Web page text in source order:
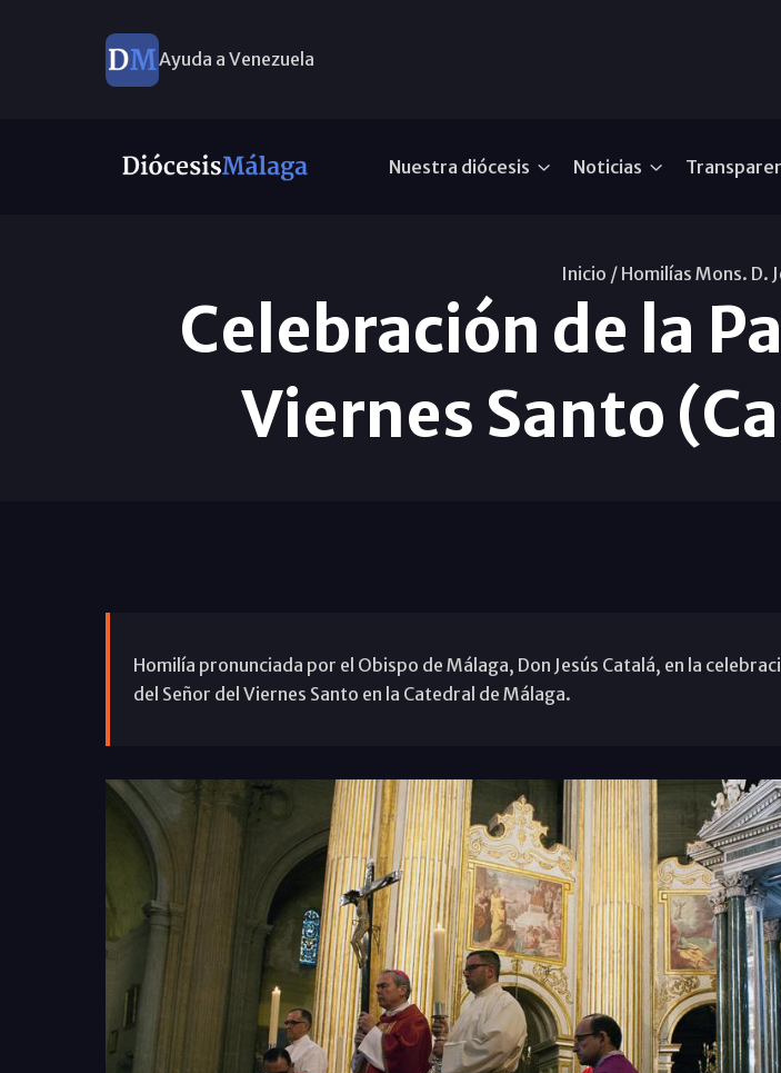
Ayuda a Venezuela
Nuestra diócesis Noticias
Inicio / Homilías Mons. D.
Celebración de la
Viernes Santo
Homilía pronunciada por el Obispo de Málaga, Don Jesús Catalá, en la
del Señor del Viernes Santo en la Catedral de Málaga.